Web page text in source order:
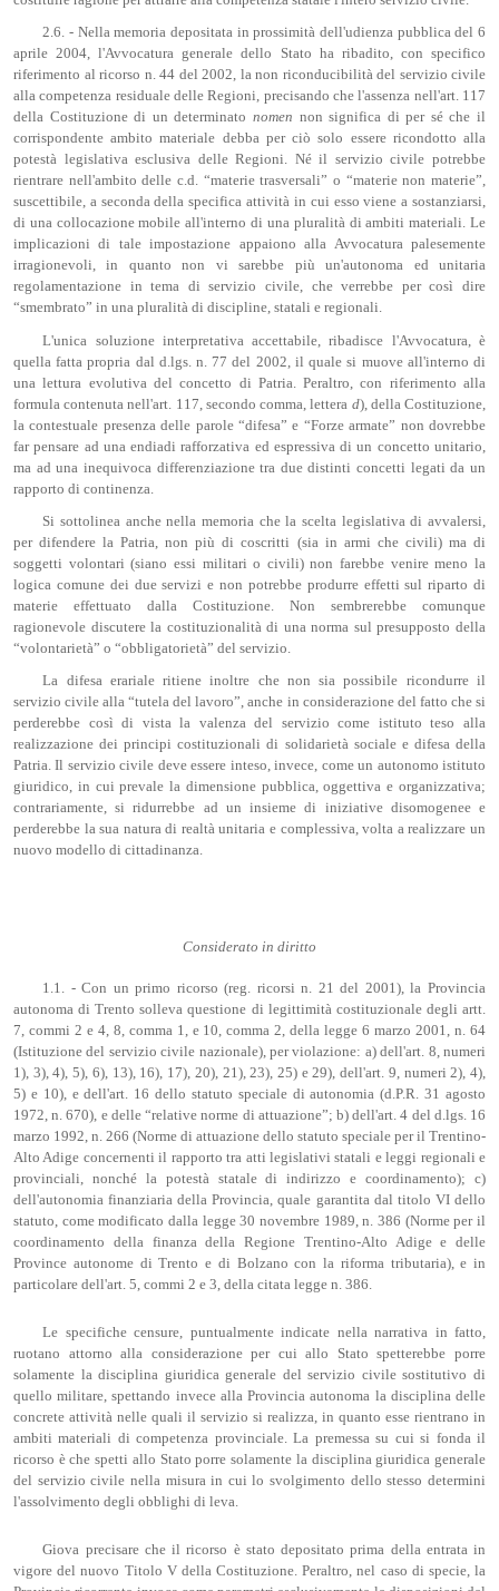
2.6. - Nella memoria depositata in prossimità dell'udienza pubblica del 6
aprile 2004, l'Avvocatura generale dello Stato ha ribadito, con specifico
riferimento al ricorso n. 44 del 2002, la non riconducibilità del servizio civile
alla competenza residuale delle Regioni, precisando che l'assenza nell'art. 117
della Costituzione di un determinato nomen non significa di per sé che il
corrispondente ambito materiale debba per ciò solo essere ricondotto alla
potestà legislativa esclusiva delle Regioni. Né il servizio civile potrebbe
rientrare nell'ambito delle c.d. “materie trasversali” o “materie non materie”,
suscettibile, a seconda della specifica attività in cui esso viene a sostanziarsi,
di una collocazione mobile all'interno di una pluralità di ambiti materiali. Le
implicazioni di tale impostazione appaiono alla Avvocatura palesemente
irragionevoli, in quanto non vi sarebbe più un'autonoma ed unitaria
regolamentazione in tema di servizio civile, che verrebbe per così dire
“smembrato” in una pluralità di discipline, statali e regionali.
L'unica soluzione interpretativa accettabile, ribadisce l'Avvocatura, è
quella fatta propria dal d.lgs. n. 77 del 2002, il quale si muove all'interno di
una lettura evolutiva del concetto di Patria. Peraltro, con riferimento alla
formula contenuta nell'art. 117, secondo comma, lettera d), della Costituzione,
la contestuale presenza delle parole “difesa” e “Forze armate” non dovrebbe
far pensare ad una endiadi rafforzativa ed espressiva di un concetto unitario,
ma ad una inequivoca differenziazione tra due distinti concetti legati da un
rapporto di continenza.
Si sottolinea anche nella memoria che la scelta legislativa di avvalersi,
per difendere la Patria, non più di coscritti (sia in armi che civili) ma di
soggetti volontari (siano essi militari o civili) non farebbe venire meno la
logica comune dei due servizi e non potrebbe produrre effetti sul riparto di
materie effettuato dalla Costituzione. Non sembrerebbe comunque
ragionevole discutere la costituzionalità di una norma sul presupposto della
“volontarietà” o “obbligatorietà” del servizio.
La difesa erariale ritiene inoltre che non sia possibile ricondurre il
servizio civile alla “tutela del lavoro”, anche in considerazione del fatto che si
perderebbe così di vista la valenza del servizio come istituto teso alla
realizzazione dei principi costituzionali di solidarietà sociale e difesa della
Patria. Il servizio civile deve essere inteso, invece, come un autonomo istituto
giuridico, in cui prevale la dimensione pubblica, oggettiva e organizzativa;
contrariamente, si ridurrebbe ad un insieme di iniziative disomogenee e
perderebbe la sua natura di realtà unitaria e complessiva, volta a realizzare un
nuovo modello di cittadinanza.
Considerato in diritto
1.1. - Con un primo ricorso (reg. ricorsi n. 21 del 2001), la Provincia
autonoma di Trento solleva questione di legittimità costituzionale degli artt.
7, commi 2 e 4, 8, comma 1, e 10, comma 2, della legge 6 marzo 2001, n. 64
(Istituzione del servizio civile nazionale), per violazione: a) dell'art. 8, numeri
1), 3), 4), 5), 6), 13), 16), 17), 20), 21), 23), 25) e 29), dell'art. 9, numeri 2), 4),
5) e 10), e dell'art. 16 dello statuto speciale di autonomia (d.P.R. 31 agosto
1972, n. 670), e delle “relative norme di attuazione”; b) dell'art. 4 del d.lgs. 16
marzo 1992, n. 266 (Norme di attuazione dello statuto speciale per il Trentino-
Alto Adige concernenti il rapporto tra atti legislativi statali e leggi regionali e
provinciali, nonché la potestà statale di indirizzo e coordinamento); c)
dell'autonomia finanziaria della Provincia, quale garantita dal titolo VI dello
statuto, come modificato dalla legge 30 novembre 1989, n. 386 (Norme per il
coordinamento della finanza della Regione Trentino-Alto Adige e delle
Province autonome di Trento e di Bolzano con la riforma tributaria), e in
particolare dell'art. 5, commi 2 e 3, della citata legge n. 386.
Le specifiche censure, puntualmente indicate nella narrativa in fatto,
ruotano attorno alla considerazione per cui allo Stato spetterebbe porre
solamente la disciplina giuridica generale del servizio civile sostitutivo di
quello militare, spettando invece alla Provincia autonoma la disciplina delle
concrete attività nelle quali il servizio si realizza, in quanto esse rientrano in
ambiti materiali di competenza provinciale. La premessa su cui si fonda il
ricorso è che spetti allo Stato porre solamente la disciplina giuridica generale
del servizio civile nella misura in cui lo svolgimento dello stesso determini
l'assolvimento degli obblighi di leva.
Giova precisare che il ricorso è stato depositato prima della entrata in
vigore del nuovo Titolo V della Costituzione. Peraltro, nel caso di specie, la